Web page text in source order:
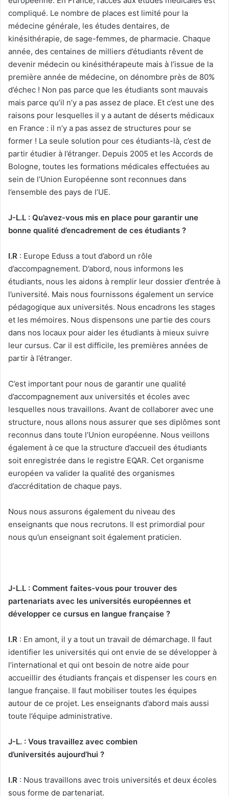
compliqué. Le nombre de places est limité pour la
médecine générale, les études dentaires, de
kinésithérapie, de sage-femmes, de pharmacie. Chaque
année, des centaines de milliers d’étudiants rêvent de
devenir médecin ou kinésithérapeute mais à l’issue de la
première année de médecine, on dénombre près de 80%
d’échec ! Non pas parce que les étudiants sont mauvais
mais parce qu’il n’y a pas assez de place. Et c’est une des
raisons pour lesquelles il y a autant de déserts médicaux
en France : il n’y a pas assez de structures pour se
former ! La seule solution pour ces étudiants-là, c’est de
partir étudier à l’étranger. Depuis 2005 et les Accords de
Bologne, toutes les formations médicales effectuées au
sein de l’Union Européenne sont reconnues dans
l’ensemble des pays de l’UE.
J-L.L : Qu’avez-vous mis en place pour garantir une
bonne qualité d’encadrement de ces étudiants ?
I.R : Europe Eduss a tout d’abord un rôle
d’accompagnement. D’abord, nous informons les
étudiants, nous les aidons à remplir leur dossier d’entrée à
l’université. Mais nous fournissons également un service
pédagogique aux universités. Nous encadrons les stages
et les mémoires. Nous dispensons une partie des cours
dans nos locaux pour aider les étudiants à mieux suivre
leur cursus. Car il est difficile, les premières années de
partir à l’étranger.
C’est important pour nous de garantir une qualité
d’accompagnement aux universités et écoles avec
lesquelles nous travaillons. Avant de collaborer avec une
structure, nous allons nous assurer que ses diplômes sont
reconnus dans toute l’Union européenne. Nous veillons
également à ce que la structure d’accueil des étudiants
soit enregistrée dans le registre EQAR. Cet organisme
européen va valider la qualité des organismes
d’accréditation de chaque pays.
Nous nous assurons également du niveau des
enseignants que nous recrutons. Il est primordial pour
nous qu’un enseignant soit également praticien.
J-L.L : Comment faites-vous pour trouver des
partenariats avec les universités européennes et
développer ce cursus en langue française ?
I.R : En amont, il y a tout un travail de démarchage. Il faut
identifier les universités qui ont envie de se développer à
l’international et qui ont besoin de notre aide pour
accueillir des étudiants français et dispenser les cours en
langue française. Il faut mobiliser toutes les équipes
autour de ce projet. Les enseignants d’abord mais aussi
toute l’équipe administrative.
J-L. : Vous travaillez avec combien
d’universités aujourd’hui ?
I.R : Nous travaillons avec trois universités et deux écoles
sous forme de partenariat.